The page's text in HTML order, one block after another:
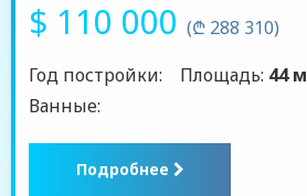
$ 110 000 (₾ 288 310)
Год постройки:
Площадь: 44 м
Ванные:
Подробнее